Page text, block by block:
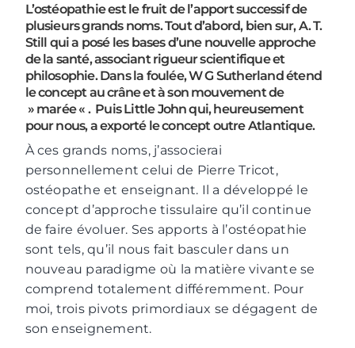
L’ostéopathie est le fruit de l’apport successif de
plusieurs grands noms. Tout d’abord, bien sur, A. T.
Still qui a posé les bases d’une nouvelle approche
de la santé, associant rigueur scientifique et
philosophie. Dans la foulée, W G Sutherland étend
le concept au crâne et à son mouvement de
» marée « . Puis Little John qui, heureusement
pour nous, a exporté le concept outre Atlantique.
À ces grands noms, j’associerai
personnellement celui de Pierre Tricot,
ostéopathe et enseignant. Il a développé le
concept d’approche tissulaire qu’il continue
de faire évoluer. Ses apports à l’ostéopathie
sont tels, qu’il nous fait basculer dans un
nouveau paradigme où la matière vivante se
comprend totalement différemment. Pour
moi, trois pivots primordiaux se dégagent de
son enseignement.